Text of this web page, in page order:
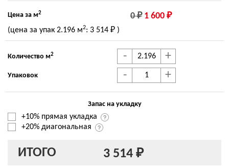
Цена за м2 0 ₽ 1 600 ₽
(цена за упак 2.196 м2: 3 514 ₽ )
Количество м2 - +
Упаковок - +
Запас на укладку
+10% прямая укладка
+20% диагональная
ИТОГО 3 514 ₽